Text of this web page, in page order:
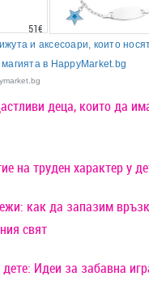
51€
и аксесоари, които
в HappyMarket.bg
деца, които да
на труден характер у
как да запазим
свят
Идеи за забавна